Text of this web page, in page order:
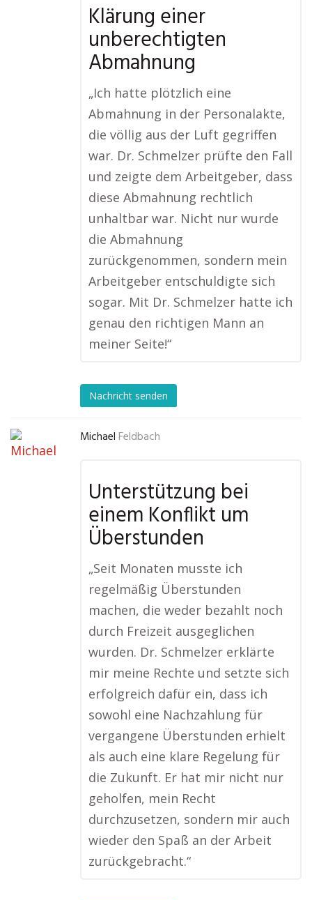
Klärung einer
unberechtigten
Abmahnung
„Ich hatte plötzlich eine
Abmahnung in der Personalakte,
die völlig aus der Luft gegriffen
war. Dr. Schmelzer prüfte den Fall
und zeigte dem Arbeitgeber, dass
diese Abmahnung rechtlich
unhaltbar war. Nicht nur wurde
die Abmahnung
zurückgenommen, sondern mein
Arbeitgeber entschuldigte sich
sogar. Mit Dr. Schmelzer hatte ich
genau den richtigen Mann an
meiner Seite!“
Nachricht senden
Michael Feldbach
Unterstützung bei
einem Konflikt um
Überstunden
„Seit Monaten musste ich
regelmäßig Überstunden
machen, die weder bezahlt noch
durch Freizeit ausgeglichen
wurden. Dr. Schmelzer erklärte
mir meine Rechte und setzte sich
erfolgreich dafür ein, dass ich
sowohl eine Nachzahlung für
vergangene Überstunden erhielt
als auch eine klare Regelung für
die Zukunft. Er hat mir nicht nur
geholfen, mein Recht
durchzusetzen, sondern mir auch
wieder den Spaß an der Arbeit
zurückgebracht.“